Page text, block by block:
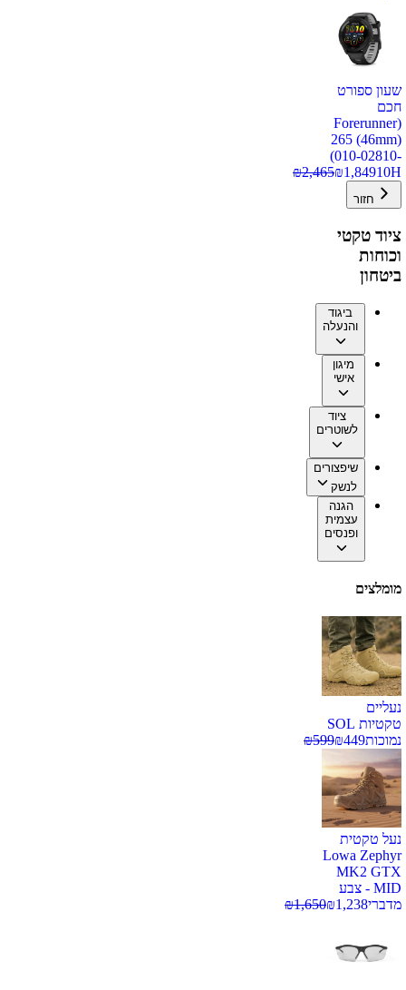
שעון ספורט
חכם
(Forerunner
265 (46mm)
(010-02810-
10H
₪1,849
₪2,465
חזור
ציוד טקטי
וכוחות
ביטחון
ביגוד
והנעלה
מיגון
אישי
ציוד
לשוטרים
שיפצורים
לנשק
הגנה
עצמית
ופנסים
מומלצים
נעליים
טקטיות SOL
נמוכות
₪449
₪599
נעל טקטית
Lowa Zephyr
MK2 GTX
MID - צבע
מדברי
₪1,238
₪1,650